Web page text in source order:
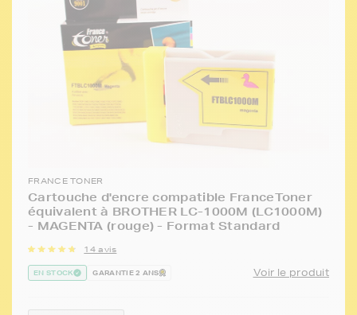
FRANCE TONER
Cartouche d'encre compatible FranceToner
équivalent à BROTHER LC-1000M (LC1000M)
- MAGENTA (rouge) - Format Standard
14 avis
EN STOCK GARANTIE 2 ANS Voir le produit